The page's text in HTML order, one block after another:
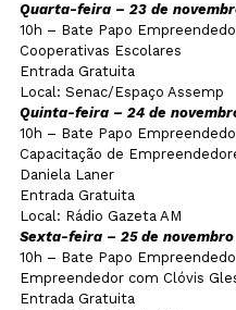
Quarta-feira – 23 de
10h – Bate Papo
Cooperativas Escolares
Entrada Gratuita
Local: Senac/Espaço Assemp
Quinta-feira – 24 de
10h – Bate Papo
Capacitação de
Daniela Laner
Entrada Gratuita
Local: Rádio Gazeta AM
Sexta-feira – 25 de novembro
10h – Bate Papo
Empreendedor com Clóvis
Entrada Gratuita